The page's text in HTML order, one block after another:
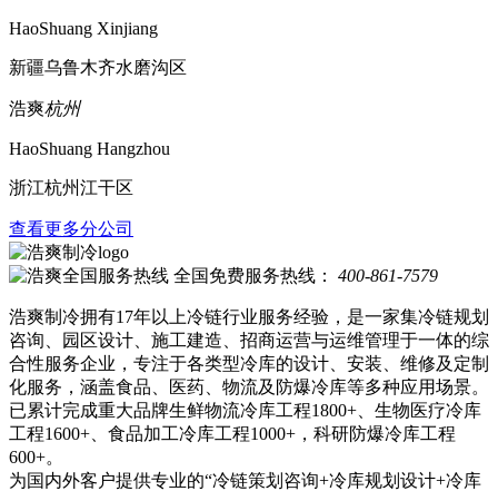
HaoShuang Xinjiang
新疆乌鲁木齐水磨沟区
浩爽杭州
HaoShuang Hangzhou
浙江杭州江干区
查看更多分公司
全国免费服务热线： 400-861-7579
浩爽制冷拥有17年以上冷链行业服务经验，是一家集冷链规划
咨询、园区设计、施工建造、招商运营与运维管理于一体的综
合性服务企业，专注于各类型冷库的设计、安装、维修及定制
化服务，涵盖食品、医药、物流及防爆冷库等多种应用场景。
已累计完成重大品牌生鲜物流冷库工程1800+、生物医疗冷库
工程1600+、食品加工冷库工程1000+，科研防爆冷库工程
600+。
为国内外客户提供专业的“冷链策划咨询+冷库规划设计+冷库